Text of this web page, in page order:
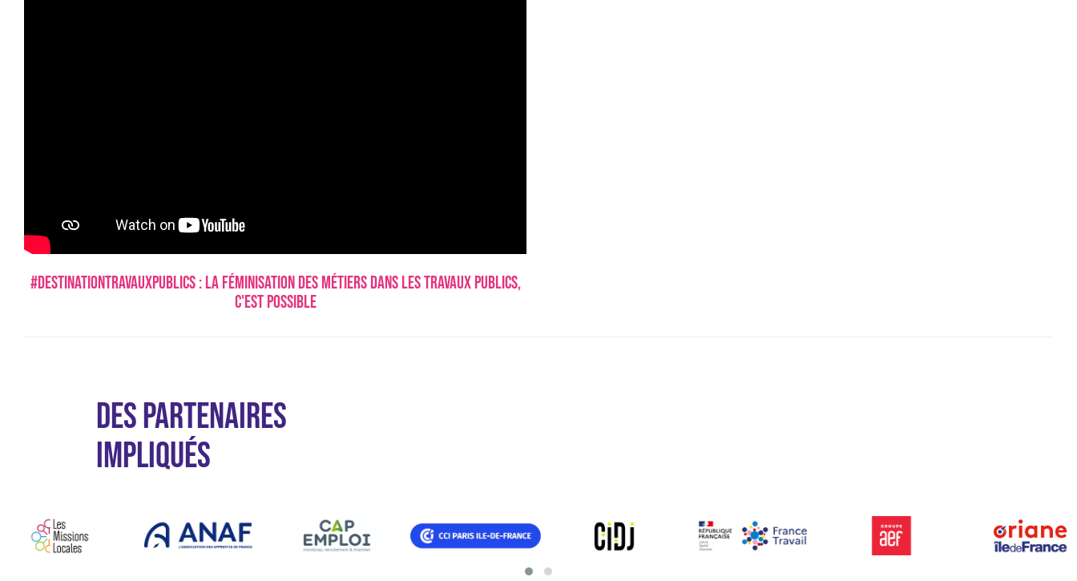
#DestinationTravauxPublics : la féminisation des métiers dans les Travaux Publics,
c'est possible
DES PARTENAIRES
IMPLIQUÉS